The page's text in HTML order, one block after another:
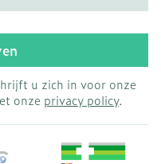
u zich in voor onze
onze privacy policy.